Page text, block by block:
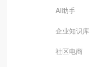
AI助手
企业知识库
社区电商